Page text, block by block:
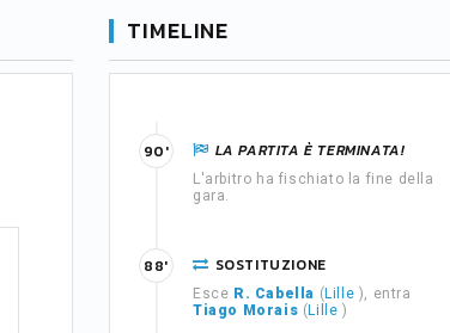
TIMELINE
LA PARTITA È TERMINATA!
L'arbitro ha fischiato la fine della
gara.
90'
SOSTITUZIONE
Esce R. Cabella ( Lille ), entra
Tiago Morais ( Lille)
88'